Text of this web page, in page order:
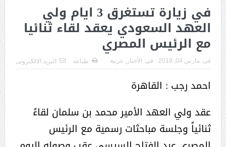
في زيارة تستغرق 3 ايام ولي
العهد السعودي يعقد لقاء ثنائيا
مع الرئيس المصري
فى: مارس 04, 2018 فى: الأخبار عربية طباعة البريد الالكترونى
احمد رجب : القاهرة
عقد ولي العهد الأمير محمد بن سلمان لقاءً
ثنائياً وجلسة مباحثات رسمية مع الرئيس